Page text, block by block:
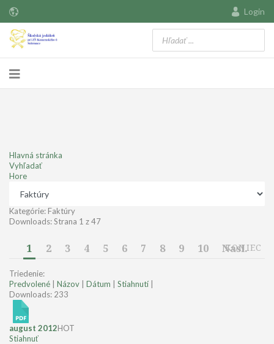
Login
Hlavná stránka
Vyhľadať
Hore
Kategórie: Faktúry
Downloads: Strana 1 z 47
1 2 3 4 5 6 7 8 9 10 Nasl.
KONIEC
Triedenie:
Predvolené
Názov Dátum Stiahnutí
Downloads: 233
august 2012HOT
Stiahnuť